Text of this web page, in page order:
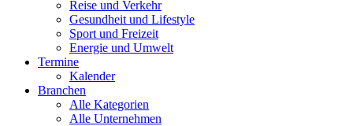
Reise und Verkehr
Gesundheit und Lifestyle
Sport und Freizeit
Energie und Umwelt
Termine
Kalender
Branchen
Alle Kategorien
Alle Unternehmen